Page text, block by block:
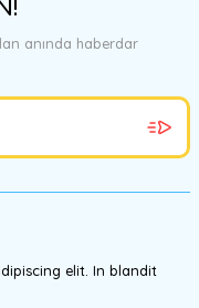
anında haberdar
elit. In blandit